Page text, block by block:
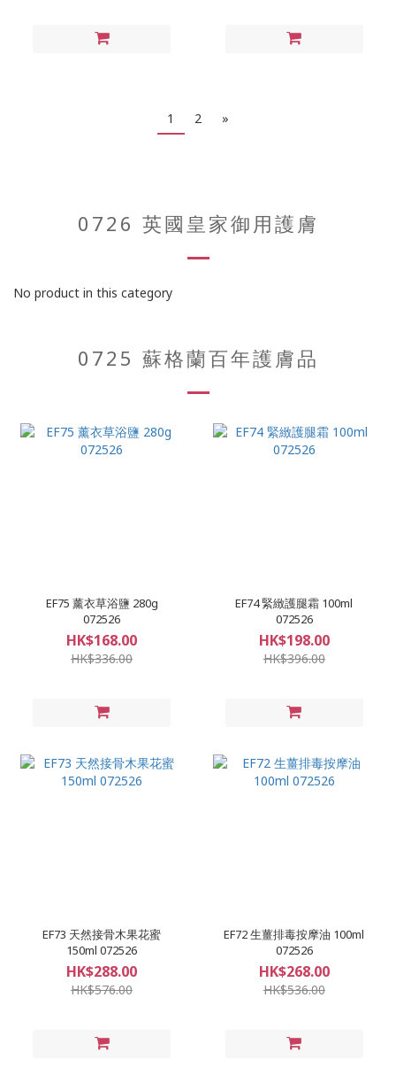
1 2 »
0726 英國皇家御用護膚
No product in this category
0725 蘇格蘭百年護膚品
EF75 薰衣草浴鹽 280g
072526
HK$168.00
HK$336.00
EF74 緊緻護腿霜 100ml
072526
HK$198.00
HK$396.00
EF73 天然接骨木果花蜜
150ml 072526
HK$288.00
HK$576.00
EF72 生薑排毒按摩油 100ml
072526
HK$268.00
HK$536.00